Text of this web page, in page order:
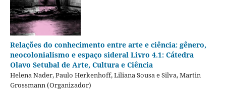
Relações do conhecimento entre arte e ciência: gênero,
neocolonialismo e espaço sideral Livro 4.1: Cátedra
Olavo Setubal de Arte, Cultura e Ciência
Helena Nader, Paulo Herkenhoff, Liliana Sousa e Silva, Martin
Grossmann (Organizador)